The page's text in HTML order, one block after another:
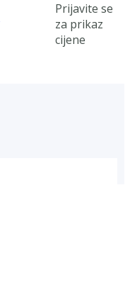
Prijavite se
za prikaz
cijene